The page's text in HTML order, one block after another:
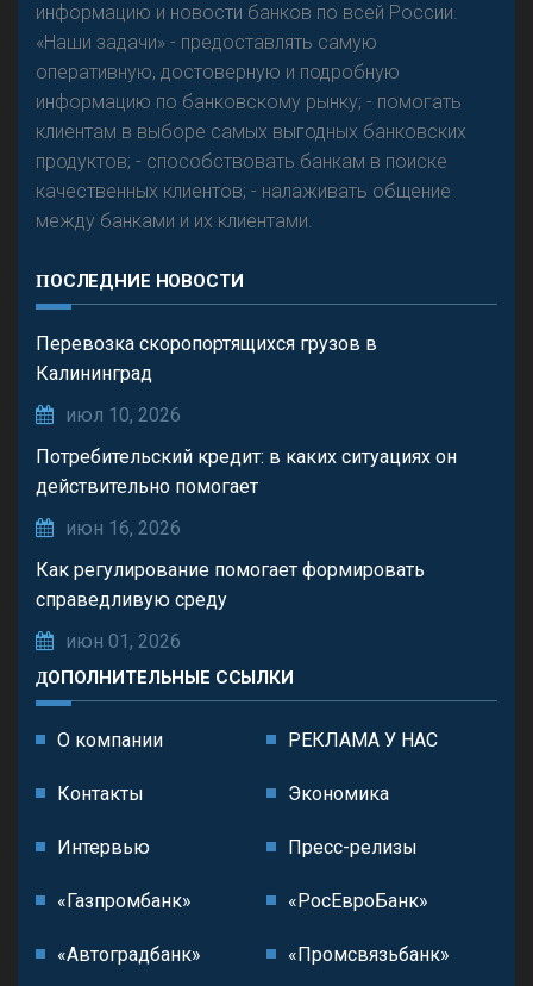
информацию и новости банков по всей России.
«Наши задачи» - предоставлять самую
оперативную, достоверную и подробную
информацию по банковскому рынку; - помогать
клиентам в выборе самых выгодных банковских
продуктов; - способствовать банкам в поиске
качественных клиентов; - налаживать общение
между банками и их клиентами.
ПОСЛЕДНИЕ НОВОСТИ
Перевозка скоропортящихся грузов в
Калининград
июл 10, 2026
Потребительский кредит: в каких ситуациях он
действительно помогает
июн 16, 2026
Как регулирование помогает формировать
справедливую среду
июн 01, 2026
ДОПОЛНИТЕЛЬНЫЕ ССЫЛКИ
О компании РЕКЛАМА У НАС
Контакты Экономика
Интервью Пресс-релизы
«Газпромбанк» «РосЕвроБанк»
«Автоградбанк» «Промсвязьбанк»